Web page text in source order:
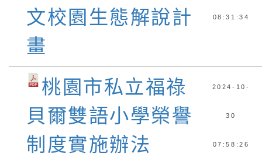
文校園生態解說計
畫
08:31:34
桃園市私立福祿
貝爾雙語小學榮譽
制度實施辦法
2024-10-
30
07:58:26